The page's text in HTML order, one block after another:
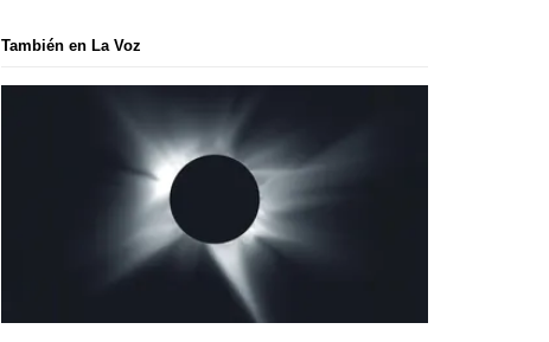
También en La Voz